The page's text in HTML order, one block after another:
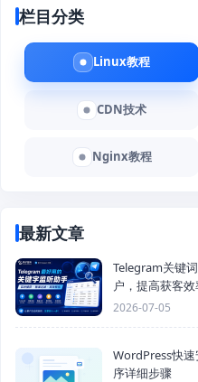
栏目分类
Linux教程
CDN技术
Nginx教程
最新文章
Telegram关键
户，提高获客效
2026-07-05
WordPress快
序详细步骤